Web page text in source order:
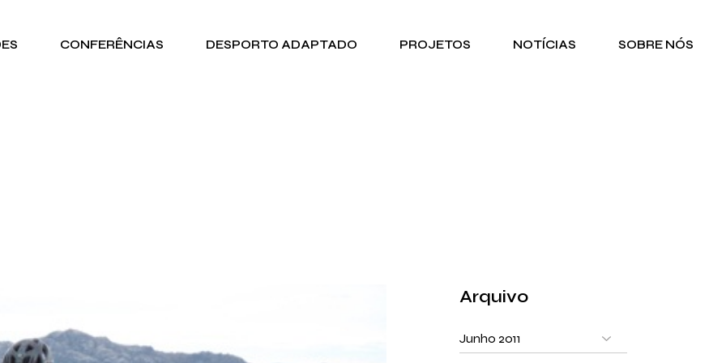
CONFERÊNCIAS DESPORTO ADAPTADO PROJETOS NOTÍCIAS SOBRE NÓS
Arquivo
Arquivo